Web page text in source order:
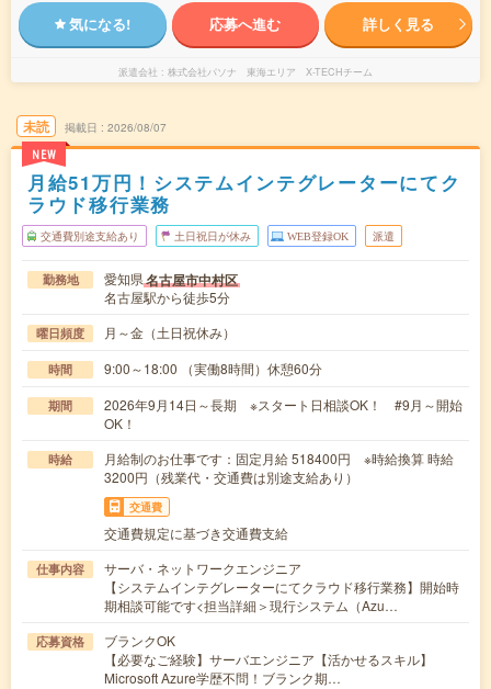
気になる! 応募へ進む 詳しく見る
派遣会社 株式会社パソナ 東海エリア X-TECHチーム
未読
NEW
掲載日 2026/08/07
月給51万円！システムインテグレーターにてク
ラウド移行業務
交通費別途支給あり 土日祝日が休み WEB登録OK 派遣
勤務地 愛知県名古屋市中村区
名古屋駅から徒歩5分
曜日頻度 月～金（土日祝休み）
時間 9:00～18:00 （実働8時間）休憩60分
期間
2026年9月14日～長期 ※スタート日相談OK！ #9月～開始
OK！
時給
月給制のお仕事です：固定月給 518400円 ※時給換算 時給
3200円（残業代・交通費は別途支給あり）
交通費
交通費規定に基づき交通費支給
仕事内容
サーバ・ネットワークエンジニア
【システムインテグレーターにてクラウド移行業務】開始時
期相談可能です<担当詳細＞現行システム（Azu…
応募資格
ブランクOK
【必要なご経験】サーバエンジニア【活かせるスキル】
Microsoft Azure学歴不問！ブランク期…